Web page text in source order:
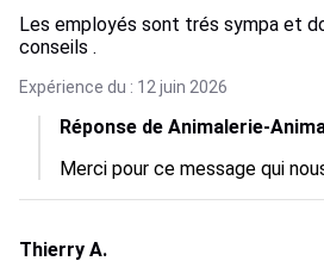
Les employés sont trés sympa et
conseils .
Expérience du : 12 juin 2026
Réponse de Animalerie-
Merci pour ce message qui
Thierry A.